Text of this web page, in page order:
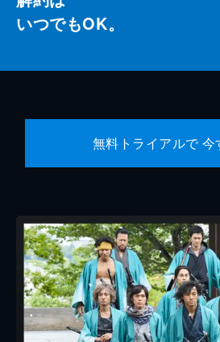
いつでもOK。
無料トライアルで 今